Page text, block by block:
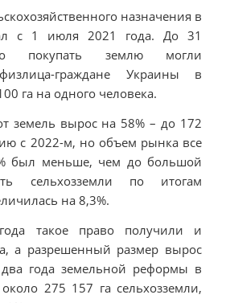
назначения в
с 1 июля 2021 года. До 31
покупать землю могли
граждане Украины в
га на одного человека.
земель вырос на 58% – до 172
с 2022-м, но объем рынка все
был меньше, чем до большой
сельхозземли по итогам
на 8,3%.
такое право получили и
а разрешенный размер вырос
года земельной реформы в
275 157 га сельхозземли,